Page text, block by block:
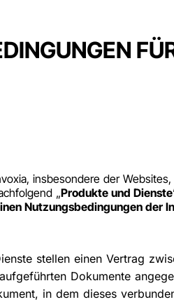
insbesondere der
„Produkte und Dienste
Nutzungsbedingungen der
stellen einen Vertrag
Dokumente
in dem dieses